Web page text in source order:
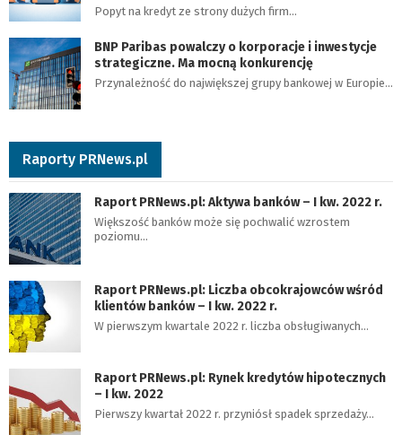
Popyt na kredyt ze strony dużych firm…
BNP Paribas powalczy o korporacje i inwestycje
strategiczne. Ma mocną konkurencję
Przynależność do największej grupy bankowej w Europie…
Raporty PRNews.pl
Raport PRNews.pl: Aktywa banków – I kw. 2022 r.
Większość banków może się pochwalić wzrostem
poziomu…
Raport PRNews.pl: Liczba obcokrajowców wśród
klientów banków – I kw. 2022 r.
W pierwszym kwartale 2022 r. liczba obsługiwanych…
Raport PRNews.pl: Rynek kredytów hipotecznych
– I kw. 2022
Pierwszy kwartał 2022 r. przyniósł spadek sprzedaży…